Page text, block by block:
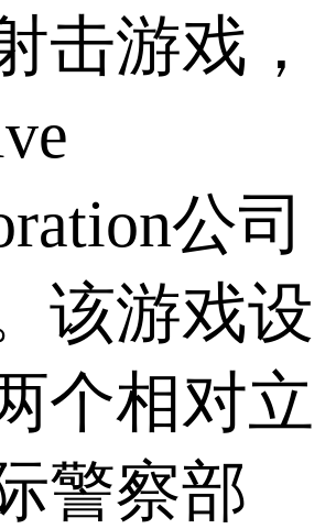
击游戏，
公司
该游戏设
个相对立
警察部